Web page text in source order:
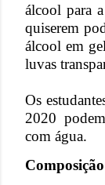
álcool para
quiserem
álcool em
luvas
Os
2020
com água.